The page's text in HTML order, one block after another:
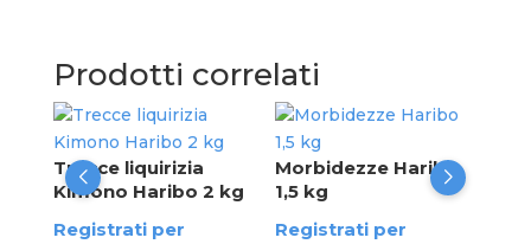
Prodotti correlati
Trecce liquirizia
Kimono Haribo 2 kg
Registrati per
Morbidezze Haribo
1,5 kg
Registrati per